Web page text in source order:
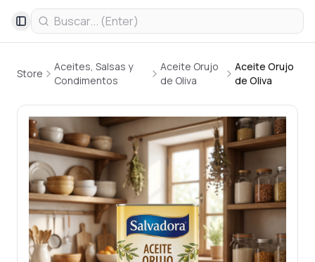
Toggle Sidebar
Store
Aceites, Salsas y
Condimentos
Aceite Orujo
de Oliva
Aceite Orujo
de Oliva